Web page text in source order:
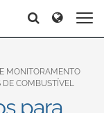
& CIS
Dansk
Italiano
Norsk
Search
MONITORAMENTO
DE COMBUSTÍVEL
para